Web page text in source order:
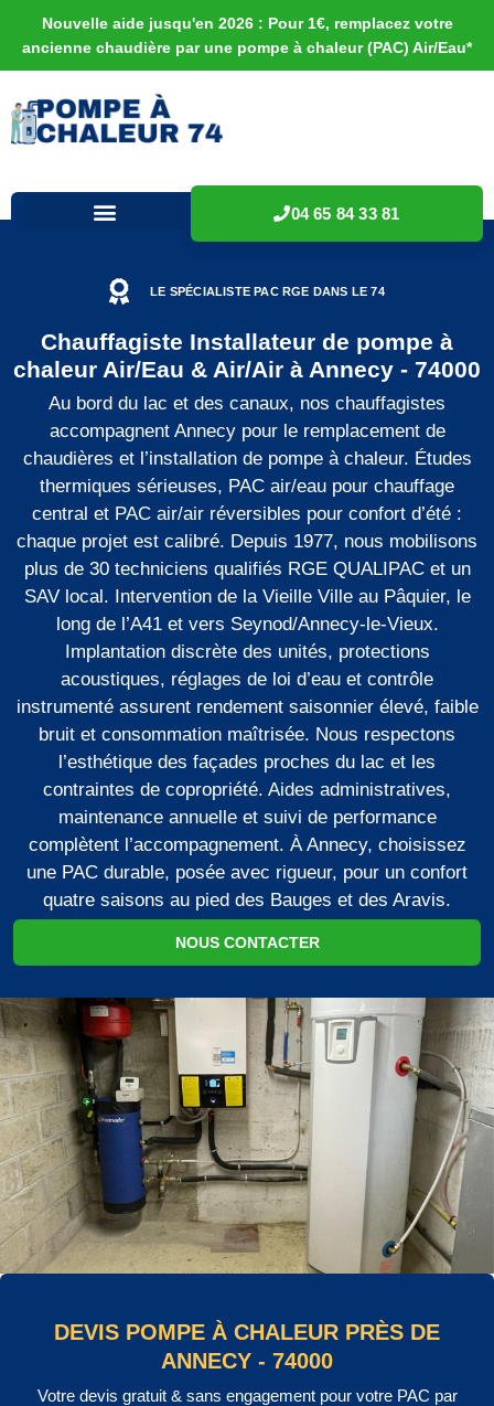
Nouvelle aide jusqu'en 2026 : Pour 1€, remplacez votre
ancienne chaudière par une pompe à chaleur (PAC) Air/Eau*
04 65 84 33 81
LE SPÉCIALISTE PAC RGE DANS LE 74
Chauffagiste Installateur de pompe à
chaleur Air/Eau & Air/Air à Annecy - 74000
Au bord du lac et des canaux, nos chauffagistes
accompagnent Annecy pour le remplacement de
chaudières et l’installation de pompe à chaleur. Études
thermiques sérieuses, PAC air/eau pour chauffage
central et PAC air/air réversibles pour confort d’été :
chaque projet est calibré. Depuis 1977, nous mobilisons
plus de 30 techniciens qualifiés RGE QUALIPAC et un
SAV local. Intervention de la Vieille Ville au Pâquier, le
long de l’A41 et vers Seynod/Annecy-le-Vieux.
Implantation discrète des unités, protections
acoustiques, réglages de loi d’eau et contrôle
instrumenté assurent rendement saisonnier élevé, faible
bruit et consommation maîtrisée. Nous respectons
l’esthétique des façades proches du lac et les
contraintes de copropriété. Aides administratives,
maintenance annuelle et suivi de performance
complètent l’accompagnement. À Annecy, choisissez
une PAC durable, posée avec rigueur, pour un confort
quatre saisons au pied des Bauges et des Aravis.
NOUS CONTACTER
DEVIS POMPE À CHALEUR PRÈS DE
ANNECY - 74000
Votre devis gratuit & sans engagement pour votre PAC par